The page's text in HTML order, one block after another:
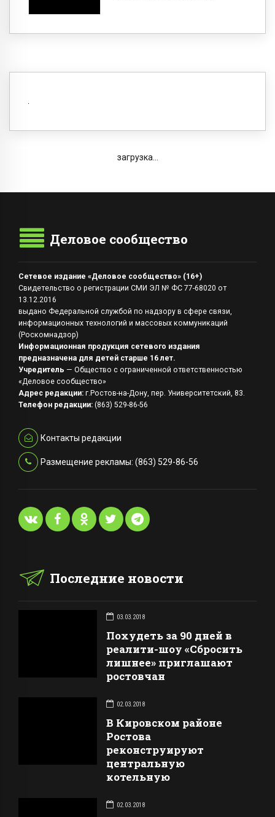
загрузка...
Деловое сообщество
Сетевое издание «Деловое сообщество» (16+)
Свидетельство о регистрации СМИ ЭЛ № ФС 77-68020 от
13.12.2016
выдано Федеральной службой по надзору в сфере связи,
информационных технологий и массовых коммуникаций
(Роскомнадзор)
Информационная продукция сетевого издания
предназначена для детей старше 16 лет.
Учредитель — Общество с ограниченной ответственностью
«Деловое сообщество»
Адрес редакции: г.Ростов-на-Дону, пер. Университетский, 83.
Телефон редакции: (863) 529-86-56
Контакты редакции
Размещение рекламы: (863) 529-86-56
Последние новости
03.03.2018
Похудеть за 90 дней в
реалити-шоу «Сбросить
лишнее» приглашают
ростовчан
02.03.2018
В Кировском районе
Ростова
реконструируют
центральную
котельную
02.03.2018